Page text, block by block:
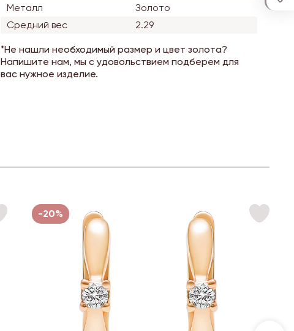
Металл
Золото
Средний вес
2.29
*Не нашли необходимый размер и цвет золота?
Напишите нам, мы с удовольствием подберем для
вас нужное изделие.
-20%